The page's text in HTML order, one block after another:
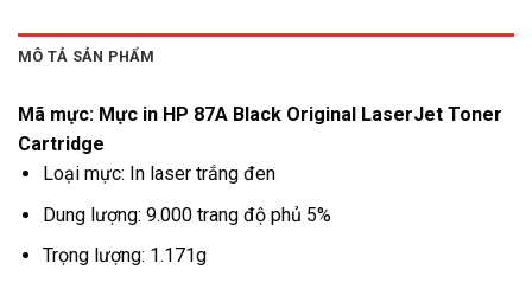
MÔ TẢ SẢN PHẨM
Mã mực: Mực in HP 87A Black Original LaserJet Toner
Cartridge
Loại mực: In laser trắng đen
Dung lượng: 9.000 trang độ phủ 5%
Trọng lượng: 1.171g